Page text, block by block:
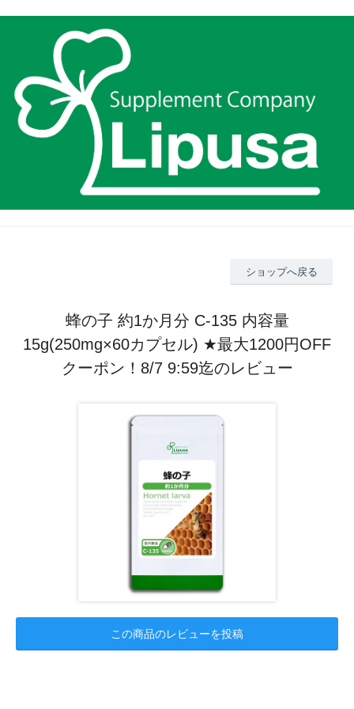
ショップへ戻る
蜂の子 約1か月分 C-135 内容量
15g(250mg×60カプセル) ★最大1200円OFF
クーポン！8/7 9:59迄のレビュー
この商品のレビューを投稿